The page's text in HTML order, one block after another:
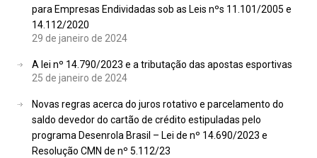
para Empresas Endividadas sob as Leis nºs 11.101/2005 e
14.112/2020
29 de janeiro de 2024
A lei nº 14.790/2023 e a tributação das apostas esportivas
25 de janeiro de 2024
Novas regras acerca do juros rotativo e parcelamento do
saldo devedor do cartão de crédito estipuladas pelo
programa Desenrola Brasil – Lei de nº 14.690/2023 e
Resolução CMN de nº 5.112/23